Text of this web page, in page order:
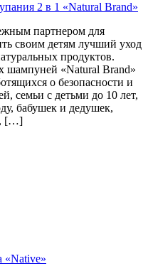
2 в 1 «Natural Brand»
партнером для
своим детям лучший уход
продуктов.
шампуней «Natural Brand»
о безопасности и
семьи с детьми до 10 лет,
бабушек и дедушек,
[…]
«Native»